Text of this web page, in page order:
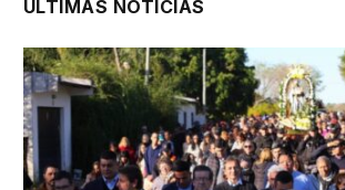
ÚLTIMAS NOTICIAS